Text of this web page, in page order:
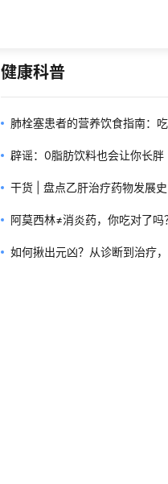
健康科普
肺栓塞患者的营养饮食指南：
辟谣：0脂肪饮料也会让你长胖
干货 | 盘点乙肝治疗药物发展史
阿莫西林≠消炎药，你吃对了吗
如何揪出元凶？从诊断到治疗